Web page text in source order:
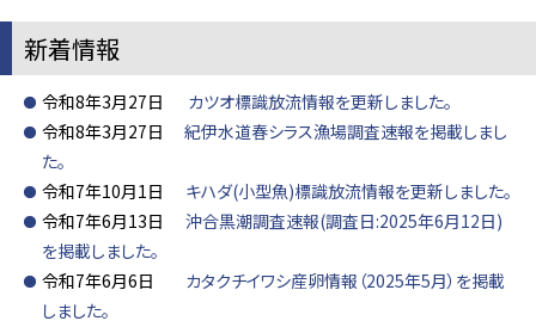
新着情報
令和8年3月27日 カツオ標識放流情報を更新しました。
令和8年3月27日 紀伊水道春シラス漁場調査速報を掲載しまし
た。
令和7年10月1日 キハダ(小型魚)標識放流情報を更新しました。
令和7年6月13日 沖合黒潮調査速報(調査日:2025年6月12日)
を掲載しました。
令和7年6月6日 カタクチイワシ産卵情報（2025年5月）を掲載
しました。